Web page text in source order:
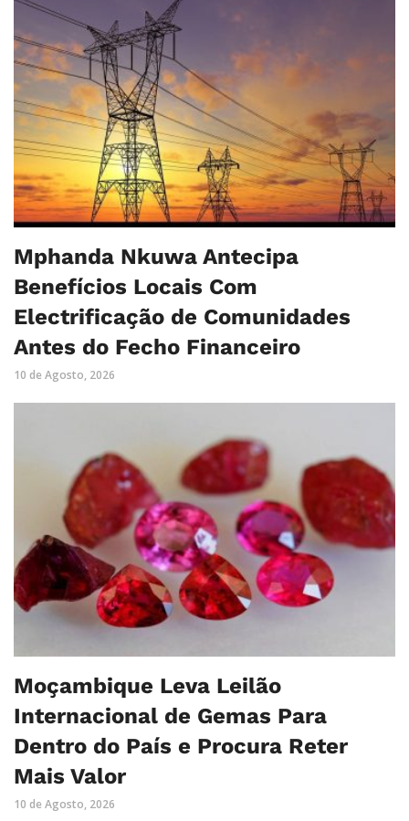
Mphanda Nkuwa Antecipa
Benefícios Locais Com
Electrificação de Comunidades
Antes do Fecho Financeiro
10 de Agosto, 2026
Moçambique Leva Leilão
Internacional de Gemas Para
Dentro do País e Procura Reter
Mais Valor
10 de Agosto, 2026